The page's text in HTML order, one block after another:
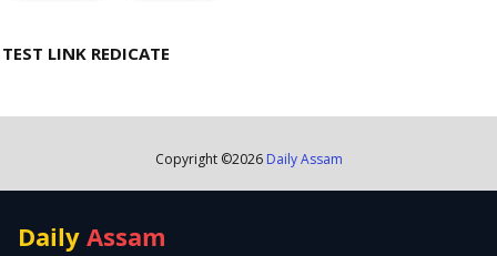
TEST LINK REDICATE
Copyright ©2026 Daily Assam
Daily Assam